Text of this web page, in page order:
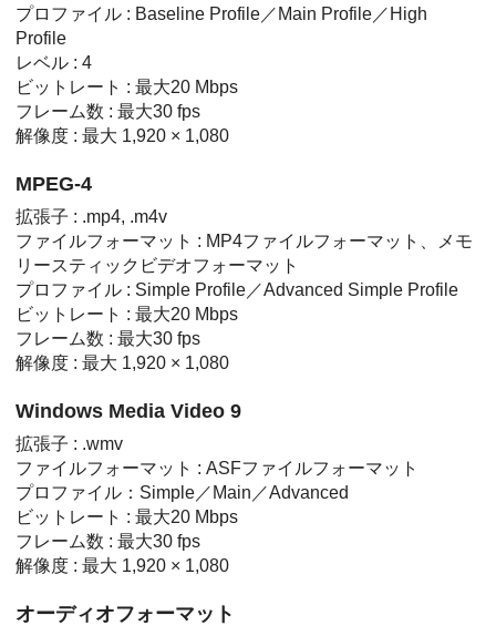
プロファイル : Baseline Profile／Main Profile／High
Profile
レベル : 4
ビットレート : 最大20 Mbps
フレーム数 : 最大30 fps
解像度 : 最大 1,920 × 1,080
MPEG-4
拡張子 : .mp4, .m4v
ファイルフォーマット : MP4ファイルフォーマット、メモ
リースティックビデオフォーマット
プロファイル : Simple Profile／Advanced Simple Profile
ビットレート : 最大20 Mbps
フレーム数 : 最大30 fps
解像度 : 最大 1,920 × 1,080
Windows Media Video 9
拡張子 : .wmv
ファイルフォーマット : ASFファイルフォーマット
プロファイル：Simple／Main／Advanced
ビットレート : 最大20 Mbps
フレーム数 : 最大30 fps
解像度 : 最大 1,920 × 1,080
オーディオフォーマット